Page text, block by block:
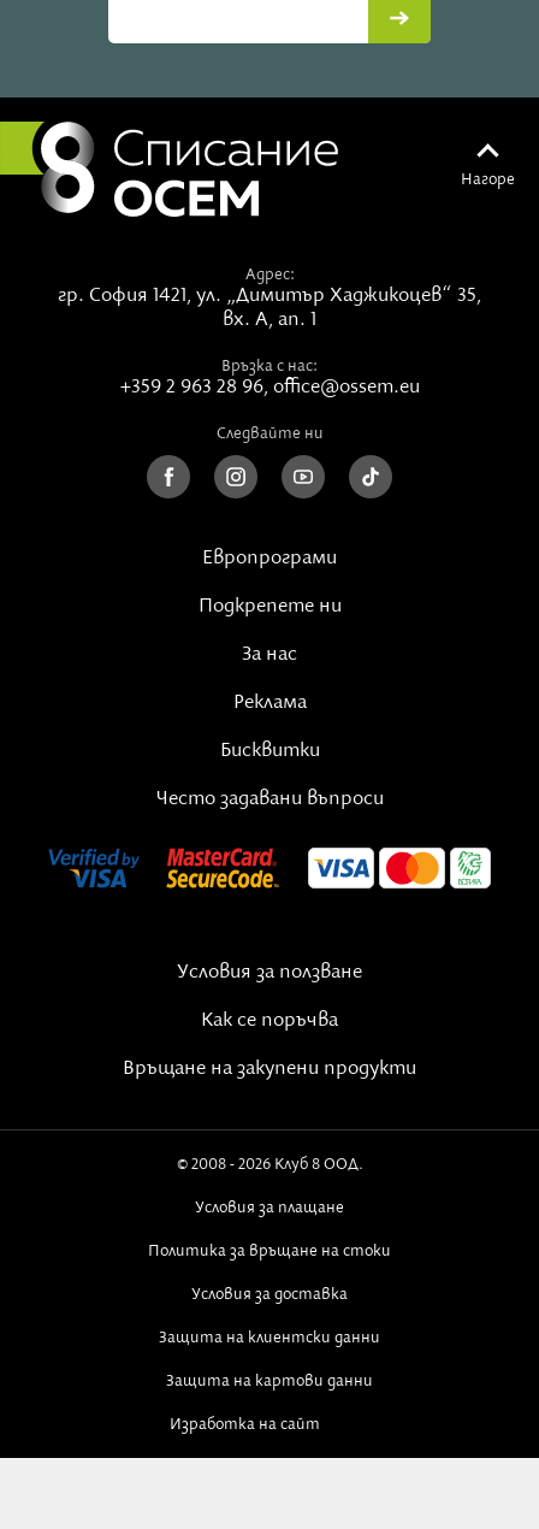
Нагоре
Адрес:
гр. София 1421, ул. „Димитър Хаджикоцев“ 35,
вх. А, ап. 1
Връзка с нас:
+359 2 963 28 96, office@ossem.eu
Следвайте ни
Европрограми
Подкрепете ни
За нас
Реклама
Бисквитки
Често задавани въпроси
Условия за ползване
Как се поръчва
Връщане на закупени продукти
© 2008 - 2026 Клуб 8 ООД.
Условия за плащане
Политика за връщане на стоки
Условия за доставка
Защита на клиентски данни
Защита на картови данни
Изработка на сайт